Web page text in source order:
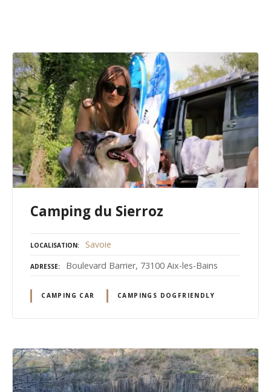
Camping du Sierroz
LOCALISATION Savoie
ADRESSE Boulevard Barrier, 73100 Aix-les-Bains
CAMPING CAR CAMPINGS DOGFRIENDLY